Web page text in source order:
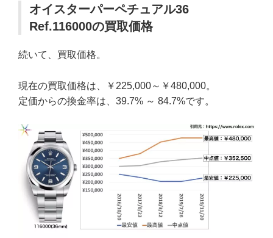
オイスターパーペチュアル36
Ref.116000の買取価格
続いて、買取価格。
現在の買取価格は、￥225,000～￥480,000。
定価からの換金率は、39.7% ～ 84.7%です。